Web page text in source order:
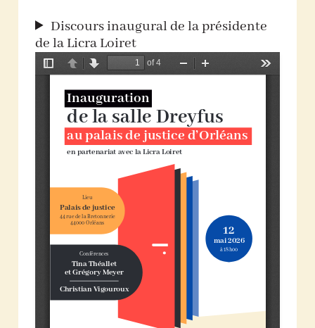
Discours inaugural de la présidente
de la Licra Loiret